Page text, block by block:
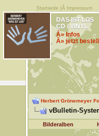
Startseite |Â Impressum
DAS IST LOS
CD / VINYL
Â» Infos
Â» jetzt
Herbert Grönemeyer
vBulletin-
Bilderalben